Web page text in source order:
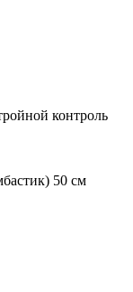
контроль
50 см